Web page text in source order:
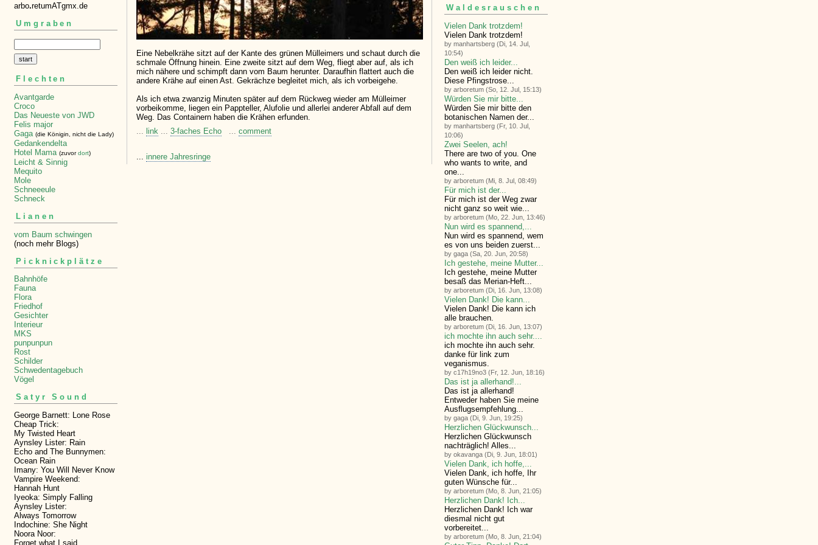
arbo.retumATgmx.de
Umgraben
Flechten
Avantgarde
Croco
Das Neueste von JWD
Felis major
Gaga (die Königin, nicht die Lady)
Gedankendelta
Hotel Mama (zuvordort)
Leicht & Sinnig
Mequito
Mole
Schneeeule
Schneck
Lianen
vom Baum schwingen
(noch mehr Blogs)
Picknickplätze
Bahnhöfe
Fauna
Flora
Friedhof
Gesichter
Interieur
MKS
punpunpun
Rost
Schilder
Schwedentagebuch
Vögel
Satyr Sound
George Barnett: Lone Rose
Cheap Trick:
My Twisted Heart
Aynsley Lister: Rain
Echo and The Bunnymen:
Ocean Rain
Imany: You Will Never Know
Vampire Weekend:
Hannah Hunt
Iyeoka: Simply Falling
Aynsley Lister:
Always Tomorrow
Indochine: She Night
Noora Noor:
Forget what I said
Eine Nebelkrähe sitzt auf der Kante des grünen Mülleimers und schaut durch die
schmale Öffnung hinein. Eine zweite sitzt auf dem Weg, fliegt aber auf, als ich
mich nähere und schimpft dann vom Baum herunter. Daraufhin flattert auch die
andere Krähe auf einen Ast. Gekrächze begleitet mich, als ich vorbeigehe.
Als ich etwa zwanzig Minuten später auf dem Rückweg wieder am Mülleimer
vorbeikomme, liegen ein Pappteller, Alufolie und allerlei anderer Abfall auf dem
Weg. Das Containern haben die Krähen erfunden.
... link ... 3-faches Echo ... comment
... innere Jahresringe
Waldesrauschen
Vielen Dank trotzdem!
Vielen Dank trotzdem!
by manhartsberg (Di, 14. Jul,
10:54)
Den weiß ich leider...
Den weiß ich leider nicht.
Diese Pfingstrose...
by arboretum (So, 12. Jul, 15:13)
Würden Sie mir bitte...
Würden Sie mir bitte den
botanischen Namen der...
by manhartsberg (Fr, 10. Jul,
10:06)
Zwei Seelen, ach!
There are two of you. One
who wants to write, and
one...
by arboretum (Mi, 8. Jul, 08:49)
Für mich ist der...
Für mich ist der Weg zwar
nicht ganz so weit wie...
by arboretum (Mo, 22. Jun, 13:46)
Nun wird es spannend,...
Nun wird es spannend, wem
es von uns beiden zuerst...
by gaga (Sa, 20. Jun, 20:58)
Ich gestehe, meine Mutter...
Ich gestehe, meine Mutter
besaß das Merian-Heft...
by arboretum (Di, 16. Jun, 13:08)
Vielen Dank! Die kann...
Vielen Dank! Die kann ich
alle brauchen.
by arboretum (Di, 16. Jun, 13:07)
ich mochte ihn auch sehr....
ich mochte ihn auch sehr.
danke für link zum
veganismus.
by c17h19no3 (Fr, 12. Jun, 18:16)
Das ist ja allerhand!...
Das ist ja allerhand!
Entweder haben Sie meine
Ausflugsempfehlung...
by gaga (Di, 9. Jun, 19:25)
Herzlichen Glückwunsch...
Herzlichen Glückwunsch
nachträglich! Alles...
by okavanga (Di, 9. Jun, 18:01)
Vielen Dank, ich hoffe,...
Vielen Dank, ich hoffe, Ihr
guten Wünsche für...
by arboretum (Mo, 8. Jun, 21:05)
Herzlichen Dank! Ich...
Herzlichen Dank! Ich war
diesmal nicht gut
vorbereitet...
by arboretum (Mo, 8. Jun, 21:04)